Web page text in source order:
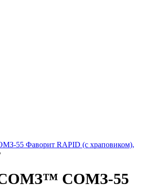
55 Фаворит RAPID (с храповиком),
СОМЗ-55